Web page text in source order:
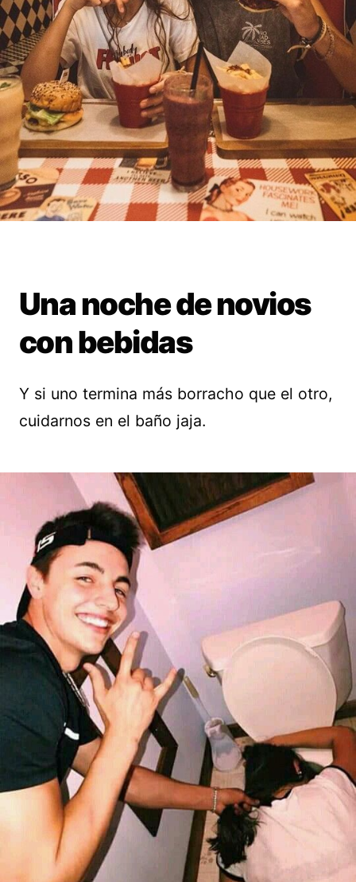
Una noche de novios
con bebidas
Y si uno termina más borracho que el otro,
cuidarnos en el baño jaja.